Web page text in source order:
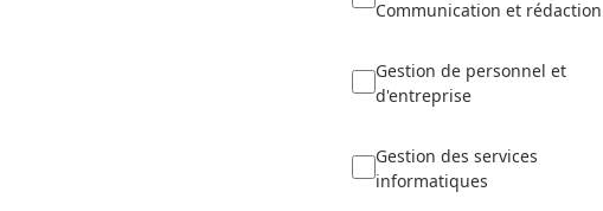
Communication et rédaction
Gestion de personnel et
d'entreprise
Gestion des services
informatiques